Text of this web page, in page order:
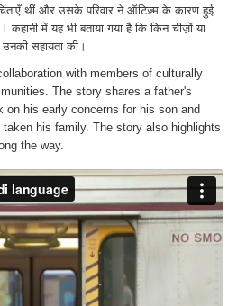
थीं और उसके परिवार ने ऑटिज़्म के कारण हुई
में यह भी बताया गया है कि किन चीज़ों या
सहायता की।
with members of culturally
The story shares a father's
on his early concerns for his son and
his family. The story also highlights
the way.